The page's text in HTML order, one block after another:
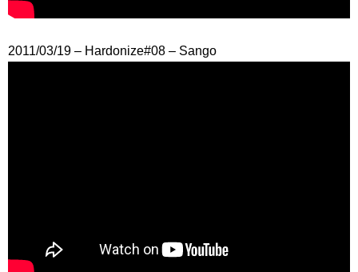
2011/03/19 – Hardonize#08 – Sango